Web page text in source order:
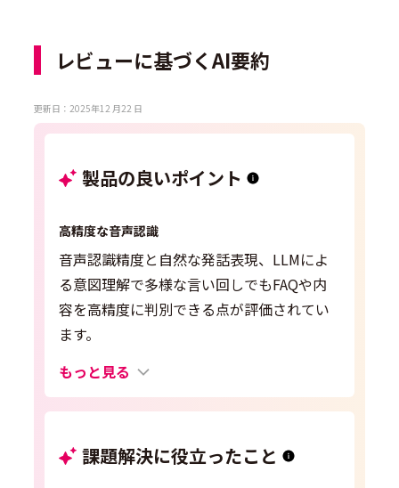
レビューに基づくAI要約
更新日：2025年12 月22 日
製品の良いポイント
高精度な音声認識
音声認識精度と自然な発話表現、LLMによ
る意図理解で多様な言い回しでもFAQや内
容を高精度に判別できる点が評価されてい
ます。
もっと見る
課題解決に役立ったこと